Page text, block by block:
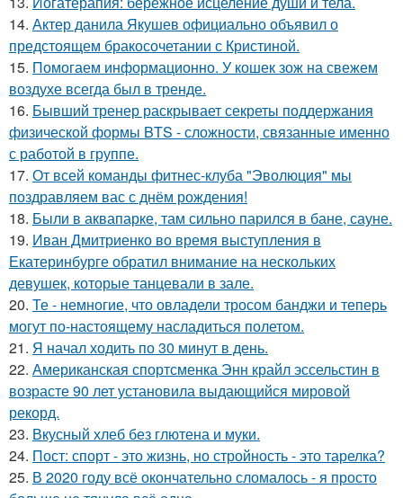
14. Актер данила Якушев официально объявил о
предстоящем бракосочетании с Кристиной.
15. Помогаем информационно. У кошек зож на свежем
воздухе всегда был в тренде.
16. Бывший тренер раскрывает секреты поддержания
физической формы BTS - сложности, связанные именно
с работой в группе.
17. От всей команды фитнес-клуба "Эволюция" мы
поздравляем вас с днём рождения!
18. Были в аквапарке, там сильно парился в бане, сауне.
19. Иван Дмитриенко во время выступления в
Екатеринбурге обратил внимание на нескольких
девушек, которые танцевали в зале.
20. Те - немногие, что овладели тросом банджи и теперь
могут по-настоящему насладиться полетом.
21. Я начал ходить по 30 минут в день.
22. Американская спортсменка Энн крайл эссельстин в
возрасте 90 лет установила выдающийся мировой
рекорд.
23. Вкусный хлеб без глютена и муки.
24. Пост: спорт - это жизнь, но стройность - это тарелка?
25. В 2020 году всё окончательно сломалось - я просто